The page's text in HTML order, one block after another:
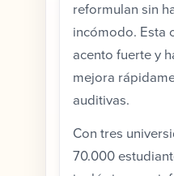
reformulan sin
incómodo. Esta
acento fuerte y
mejora
auditivas.
Con tres
70.000